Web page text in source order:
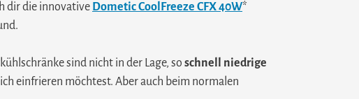
dir die innovative Dometic CoolFreeze CFX 40W*
sind nicht in der Lage, so schnell niedrige
einfrieren möchtest. Aber auch beim normalen